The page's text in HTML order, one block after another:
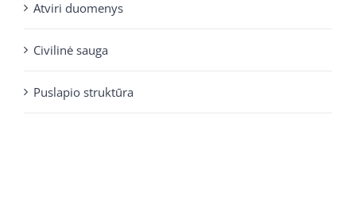
Atviri duomenys
Civilinė sauga
Puslapio struktūra